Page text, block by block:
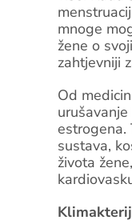
mnoge
žene o
zahtjevniji
Od
estrogena.
sustava,
života